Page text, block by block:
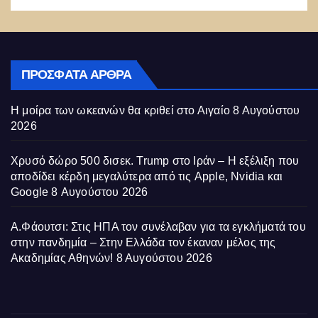
ΠΡΌΣΦΑΤΑ ΆΡΘΡΑ
Η μοίρα των ωκεανών θα κριθεί στο Αιγαίο 8 Αυγούστου
2026
Χρυσό δώρο 500 δισεκ. Trump στο Ιράν – Η εξέλιξη που
αποδίδει κέρδη μεγαλύτερα από τις Apple, Nvidia και
Google 8 Αυγούστου 2026
Α.Φάουτσι: Στις ΗΠΑ τον συνέλαβαν για τα εγκλήματά του
στην πανδημία – Στην Ελλάδα τον έκαναν μέλος της
Ακαδημίας Αθηνών! 8 Αυγούστου 2026